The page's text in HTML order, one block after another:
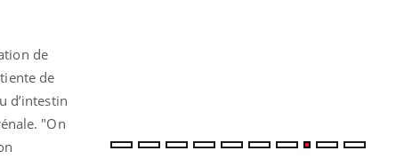
de
de
d’intestin
"On